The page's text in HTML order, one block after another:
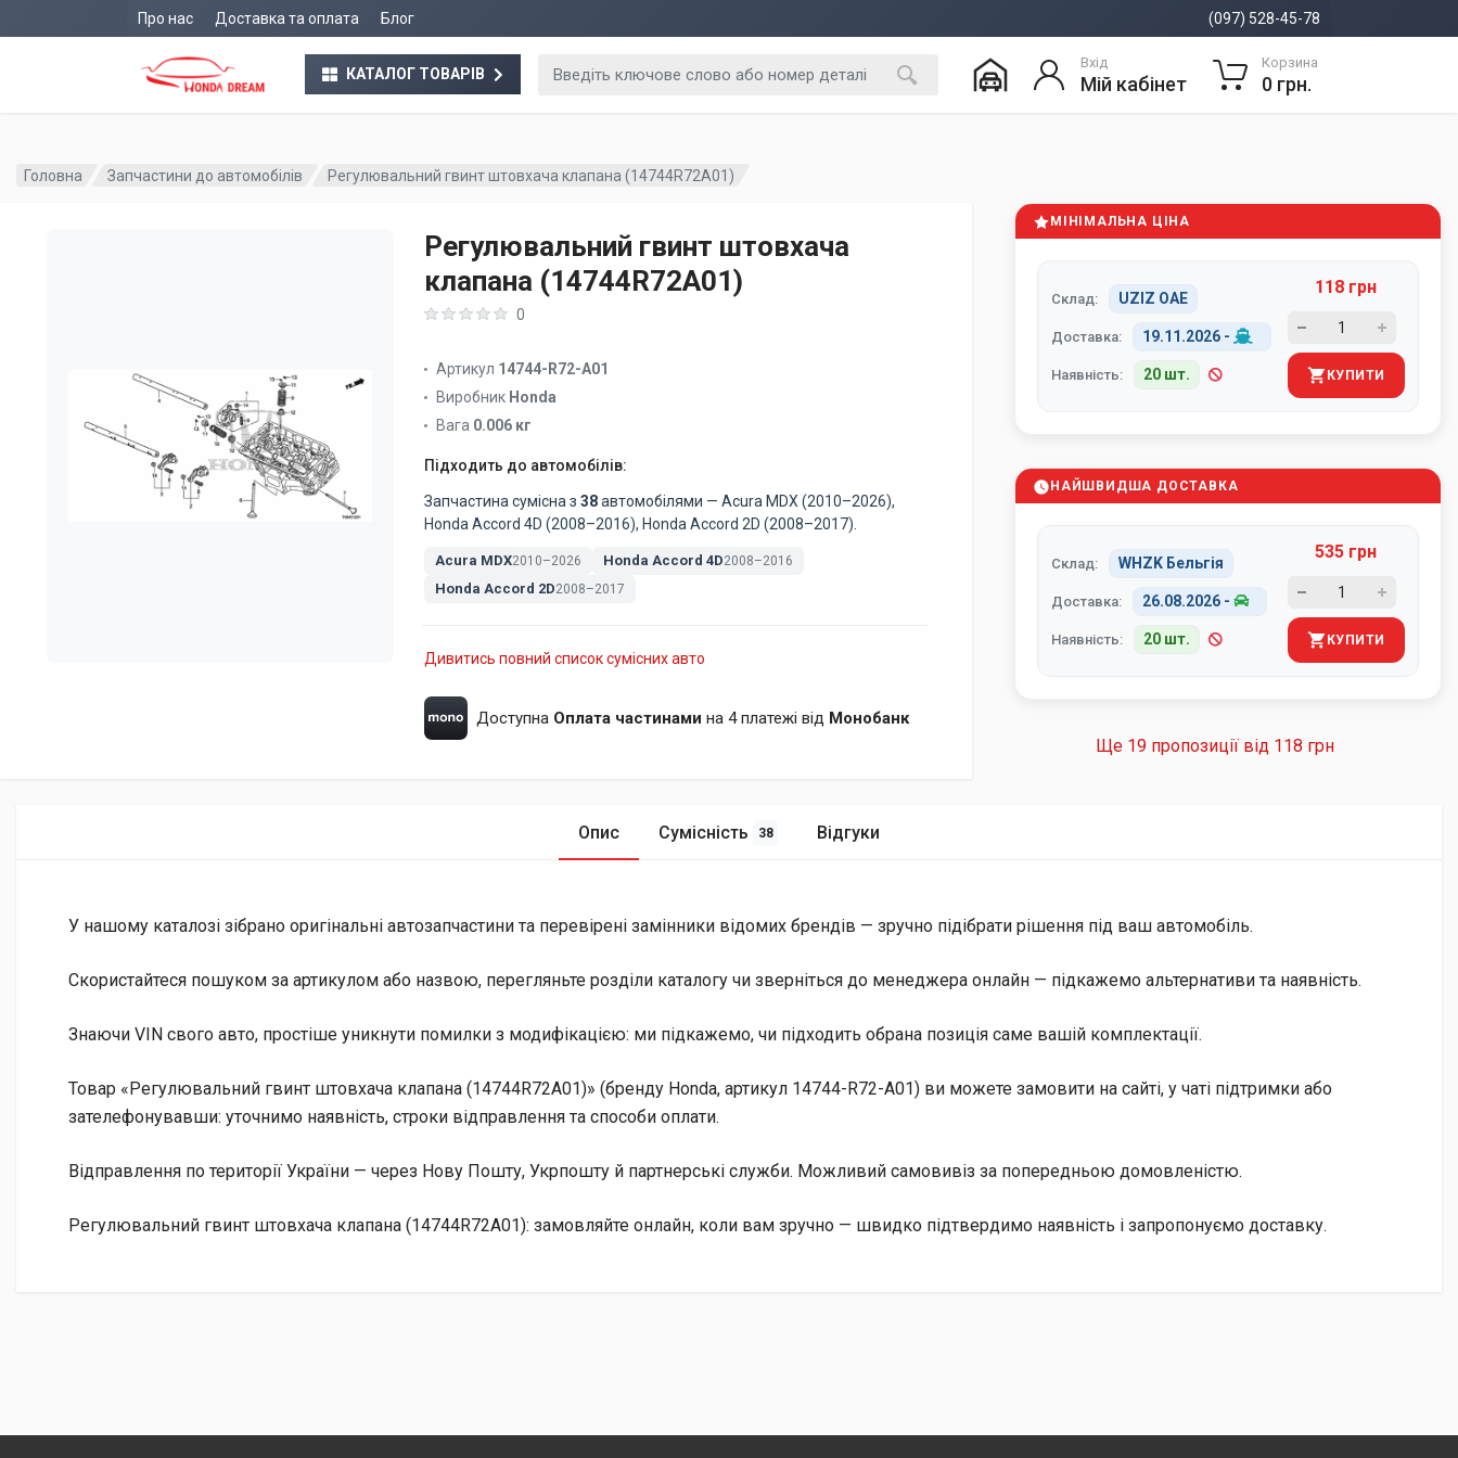
Про нас Доставка та оплата Блог (097) 528-45-78
КАТАЛОГ ТОВАРІВ
Вхід
Мій кабінет
Корзина
0 грн.
Головна Запчастини до автомобілів Регулювальний гвинт штовхача клапана (14744R72A01)
Регулювальний гвинт штовхача
клапана (14744R72A01)
0
Артикул 14744-R72-A01
Виробник Honda
Вага 0.006 кг
Підходить до автомобілів:
Запчастина сумісна з 38автомобілями — Acura MDX (2010–2026),
Honda Accord 4D (2008–2016), Honda Accord 2D (2008–2017).
Acura MDX2010–2026 Honda Accord 4D2008–2016
Honda Accord 2D2008–2017
Дивитись повний список сумісних авто
Доступна Оплата частинами на 4 платежі від Монобанк
МІНІМАЛЬНА ЦІНА
Склад: UZIZ ОАЕ
Доставка: 19.11.2026 -
Наявність: 20 шт.
118 грн
КУПИТИ
НАЙШВИДША ДОСТАВКА
Склад: WHZK Бельгія
Доставка: 26.08.2026 -
Наявність: 20 шт.
535 грн
КУПИТИ
Ще 19 пропозиції від 118 грн
Опис Сумісність 38 Відгуки
У нашому каталозі зібрано оригінальні автозапчастини та перевірені замінники відомих брендів — зручно підібрати рішення під ваш автомобіль.
Скористайтеся пошуком за артикулом або назвою, перегляньте розділи каталогу чи зверніться до менеджера онлайн — підкажемо альтернативи та наявність.
Знаючи VIN свого авто, простіше уникнути помилки з модифікацією: ми підкажемо, чи підходить обрана позиція саме вашій комплектації.
Товар «Регулювальний гвинт штовхача клапана (14744R72A01)» (бренду Honda, артикул 14744-R72-A01) ви можете замовити на сайті, у чаті підтримки або
зателефонувавши: уточнимо наявність, строки відправлення та способи оплати.
Відправлення по території України — через Нову Пошту, Укрпошту й партнерські служби. Можливий самовивіз за попередньою домовленістю.
Регулювальний гвинт штовхача клапана (14744R72A01): замовляйте онлайн, коли вам зручно — швидко підтвердимо наявність і запропонуємо доставку.